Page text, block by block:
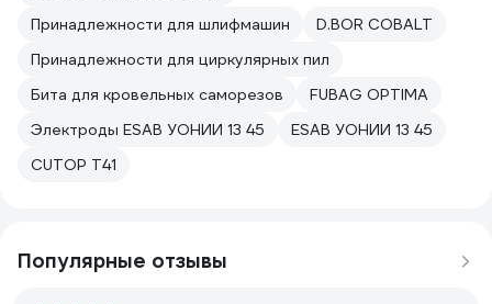
Принадлежности для шлифмашин
D.BOR COBALT
Принадлежности для циркулярных пил
Бита для кровельных саморезов
FUBAG OPTIMA
Электроды ESAB УОНИИ 13 45
ESAB УОНИИ 13 45
CUTOP T41
Популярные отзывы